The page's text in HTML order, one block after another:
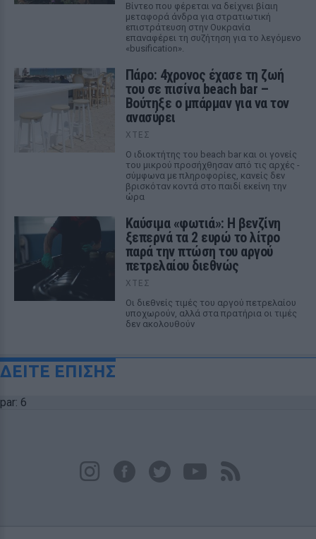
Βίντεο που φέρεται να δείχνει βίαιη
μεταφορά άνδρα για στρατιωτική
επιστράτευση στην Ουκρανία
επαναφέρει τη συζήτηση για το λεγόμενο
«busification».
Πάρο: 4χρονος έχασε τη ζωή
του σε πισίνα beach bar –
Βούτηξε ο μπάρμαν για να τον
ανασύρει
ΧΤΕΣ
Ο ιδιοκτήτης του beach bar και οι γονείς
του μικρού προσήχθησαν από τις αρχές -
σύμφωνα με πληροφορίες, κανείς δεν
βρισκόταν κοντά στο παιδί εκείνη την
ώρα
Καύσιμα «φωτιά»: Η βενζίνη
ξεπερνά τα 2 ευρώ το λίτρο
παρά την πτώση του αργού
πετρελαίου διεθνώς
ΧΤΕΣ
Οι διεθνείς τιμές του αργού πετρελαίου
υποχωρούν, αλλά στα πρατήρια οι τιμές
δεν ακολουθούν
ΔΕΙΤΕ ΕΠΙΣΗΣ
par: 6